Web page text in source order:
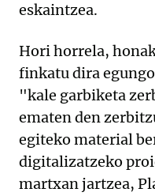
eskaintzea.
Hori horrela,
finkatu dira
"kale garbiketa
ematen den
egiteko material
digitalizatzeko
martxan jartzea,